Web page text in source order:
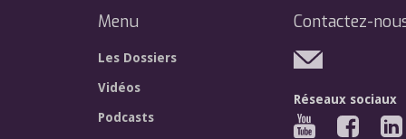
Menu
Les Dossiers
Vidéos
Podcasts
Contactez-
Réseaux sociaux